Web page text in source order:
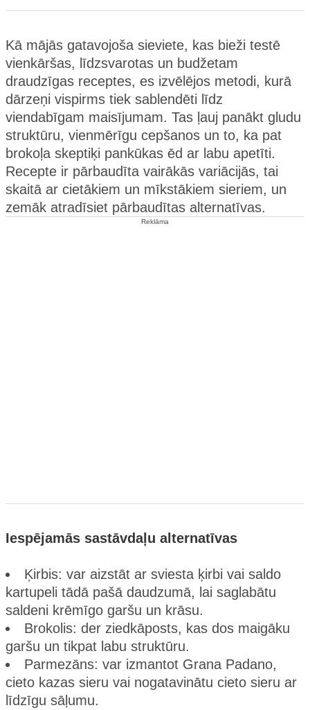
Kā mājās gatavojoša sieviete, kas bieži testē
vienkāršas, līdzsvarotas un budžetam
draudzīgas receptes, es izvēlējos metodi, kurā
dārzeņi vispirms tiek sablendēti līdz
viendabīgam maisījumam. Tas ļauj panākt gludu
struktūru, vienmērīgu cepšanos un to, ka pat
brokoļa skeptiķi pankūkas ēd ar labu apetīti.
Recepte ir pārbaudīta vairākās variācijās, tai
skaitā ar cietākiem un mīkstākiem sieriem, un
zemāk atradīsiet pārbaudītas alternatīvas.
Reklāma
Iespējamās sastāvdaļu alternatīvas
Ķirbis: var aizstāt ar sviesta ķirbi vai saldo
kartupeli tādā pašā daudzumā, lai saglabātu
saldeni krēmīgo garšu un krāsu.
Brokolis: der ziedkāposts, kas dos maigāku
garšu un tikpat labu struktūru.
Parmezāns: var izmantot Grana Padano,
cieto kazas sieru vai nogatavinātu cieto sieru ar
līdzīgu sāļumu.